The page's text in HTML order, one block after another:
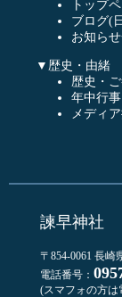
トップ
ブログ(
お知ら
▼歴史・由緒
歴史・
年中行事
メディ
諫早神社
〒854-0061 長崎
電話番号：
(スマフォの方は